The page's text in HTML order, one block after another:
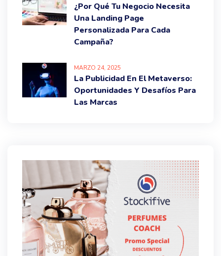
¿Por Qué Tu Negocio Necesita
Una Landing Page
Personalizada Para Cada
Campaña?
MARZO 24, 2025
La Publicidad En El Metaverso:
Oportunidades Y Desafíos Para
Las Marcas